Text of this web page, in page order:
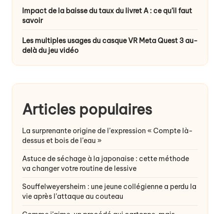
Impact de la baisse du taux du livret A : ce qu’il faut
savoir
Les multiples usages du casque VR Meta Quest 3 au-
delà du jeu vidéo
Articles populaires
La surprenante origine de l’expression « Compte là-
dessus et bois de l’eau »
Astuce de séchage à la japonaise : cette méthode
va changer votre routine de lessive
Souffelweyersheim : une jeune collégienne a perdu la
vie après l’attaque au couteau